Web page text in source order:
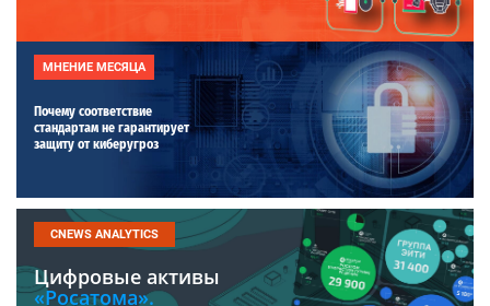
МНЕНИЕ МЕСЯЦА
Почему соответствие
стандартам не гарантирует
защиту от киберугроз
CNEWS ANALYTICS
Цифровые активы
«Росатома».